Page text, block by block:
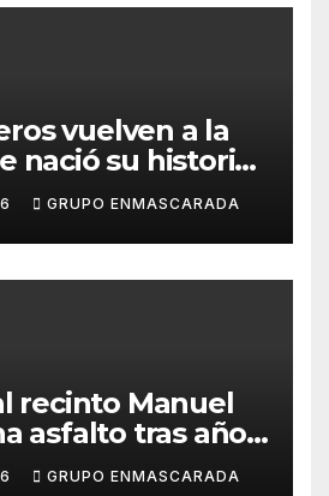
vuelven a la
nació su historia:
el mismo
orgullo
GRUPO ENMASCARADA
recinto Manuel
asfalto tras años
GRUPO ENMASCARADA